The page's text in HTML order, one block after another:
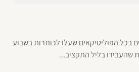
בכל הפוליטיקאים שעלו לכותרות בשבוע
שהעבירו בליל התקציב...